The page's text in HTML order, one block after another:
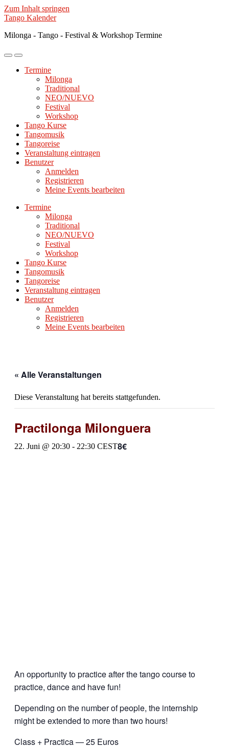
Zum Inhalt springen
Tango Kalender
Milonga - Tango - Festival & Workshop Termine
Mobile-
ein-/ausblenden
Suchfeld
ein-/ausblenden
Termine
Milonga
Traditional
NEO/NUEVO
Festival
Workshop
Tango Kurse
Tangomusik
Tangoreise
Veranstaltung eintragen
Benutzer
Anmelden
Registrieren
Meine Events bearbeiten
Termine
Milonga
Traditional
NEO/NUEVO
Festival
Workshop
Tango Kurse
Tangomusik
Tangoreise
Veranstaltung eintragen
Benutzer
Anmelden
Registrieren
Meine Events bearbeiten
« Alle Veranstaltungen
Diese Veranstaltung hat bereits stattgefunden.
Practilonga Milonguera
22. Juni @ 20:30 - 22:30 CEST8€
An opportunity to practice after the tango course to
practice, dance and have fun!
Depending on the number of people, the internship
might be extended to more than two hours!
Class + Practica — 25 Euros